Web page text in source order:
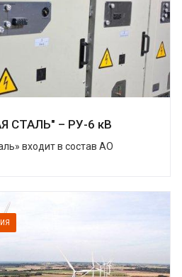
СТАЛЬ" – РУ-6 кВ
входит в состав АО